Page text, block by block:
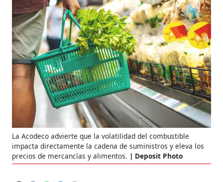
La Acodeco advierte que la volatilidad del combustible
impacta directamente la cadena de suministros y eleva los
precios de mercancías y alimentos.
Deposit Photo